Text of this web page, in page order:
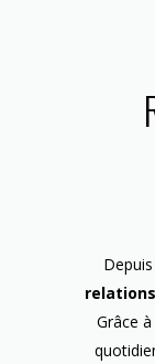
Grâce